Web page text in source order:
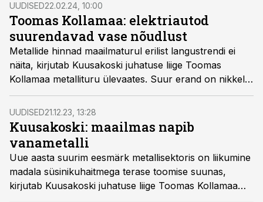
UUDISED22.02.24, 10:00
Toomas Kollamaa: elektriautod
suurendavad vase nõudlust
Metallide hinnad maailmaturul erilist langustrendi ei
näita, kirjutab Kuusakoski juhatuse liige Toomas
Kollamaa metallituru ülevaates. Suur erand on nikkel,
mille hinda surub alla ülepakkumine.
UUDISED21.12.23, 13:28
Kuusakoski: maailmas napib
vanametalli
Uue aasta suurim eesmärk metallisektoris on liikumine
madala süsinikuhaitmega terase toomise suunas,
kirjutab Kuusakoski juhatuse liige Toomas Kollamaa
värskes metallituru ülevaates.